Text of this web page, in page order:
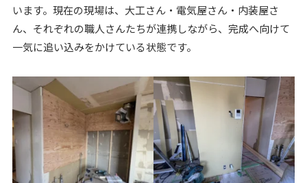
います。現在の現場は、大工さん・電気屋さん・内装屋さ
ん、それぞれの職人さんたちが連携しながら、完成へ向けて
一気に追い込みをかけている状態です。